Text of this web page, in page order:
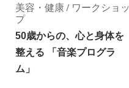
美容・健康 / ワークショッ
プ
50歳からの、心と身体を
整える 「音楽プログラ
ム」